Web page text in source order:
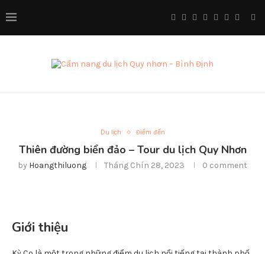
Du lịch Điểm đến
Thiên đường biển đảo – Tour du lịch Quy Nhơn
by Hoangthiluong Tháng Chín 28, 2023 0 comment
Giới thiệu